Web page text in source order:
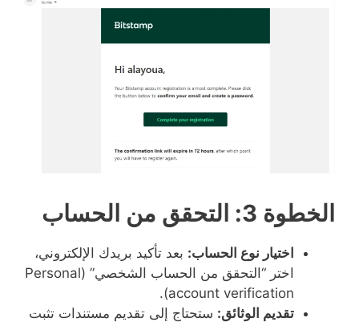
الخطوة 3: التحقق من الحساب
اختيار نوع الحساب: بعد تأكيد بريدك الإلكتروني،
اختر “التحقق من الحساب الشخصي” (Personal
account verification).
تقديم الوثائق: ستحتاج إلى تقديم مستندات تثبت